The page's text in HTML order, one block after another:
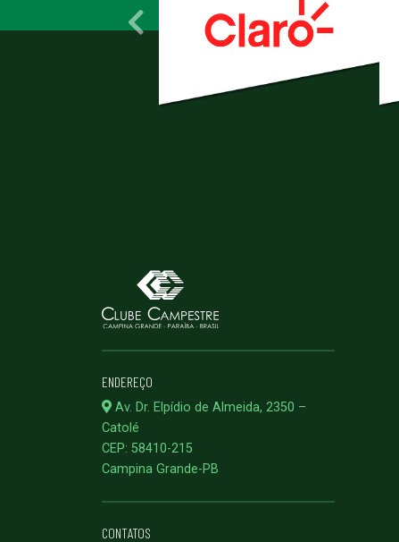
ENDEREÇO
Av. Dr. Elpídio de Almeida, 2350 –
Catolé
CEP: 58410-215
Campina Grande-PB
CONTATOS